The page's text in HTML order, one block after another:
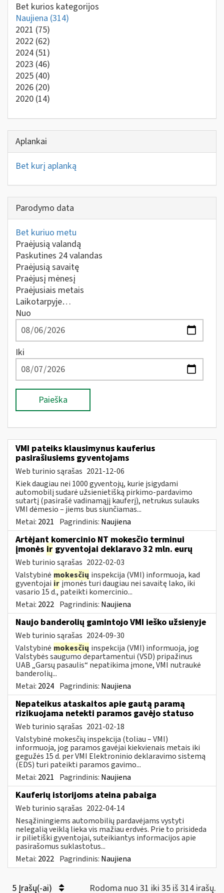
Bet kurios kategorijos
Naujiena (314)
2021 (75)
2022 (62)
2024 (51)
2023 (46)
2025 (40)
2026 (20)
2020 (14)
Aplankai
Bet kurį aplanką
Parodymo data
Bet kuriuo metu
Praėjusią valandą
Paskutines 24 valandas
Praėjusią savaitę
Praėjusį mėnesį
Praėjusiais metais
Laikotarpyje…
Nuo
Iki
Paieška
VMI pateiks klausimynus kauferius
pasirašiusiems gyventojams
Web turinio sąrašas 2021-12-06
Kiek daugiau nei 1000 gyventojų, kurie įsigydami
automobilį sudarė užsienietišką pirkimo-pardavimo
sutartį (pasirašė vadinamąjį kauferį), netrukus sulauks
VMI dėmesio – jiems bus siunčiamas...
Metai: 2021 Pagrindinis: Naujiena
Artėjant komercinio NT mokesčio terminui
įmonės ir gyventojai deklaravo 32 mln. eurų
Web turinio sąrašas 2022-02-03
Valstybinė mokesčių inspekcija (VMI) informuoja, kad
gyventojai irįmonės turi daugiau nei savaitę lako, iki
vasario 15 d., pateikti komercinio...
Metai: 2022 Pagrindinis: Naujiena
Naujo banderolių gamintojo VMI ieško užsienyje
Web turinio sąrašas 2024-09-30
Valstybinė mokesčių inspekcija (VMI) informuoja, jog
Valstybės saugumo departamentui (VSD) pripažinus
UAB „Garsų pasaulis“ nepatikima įmone, VMI nutraukė
banderolių...
Metai: 2024 Pagrindinis: Naujiena
Nepateikus ataskaitos apie gautą paramą
rizikuojama netekti paramos gavėjo statuso
Web turinio sąrašas 2021-02-18
Valstybinė mokesčių inspekcija (toliau – VMI)
informuoja, jog paramos gavėjai kiekvienais metais iki
gegužės 15 d. per VMI Elektroninio deklaravimo sistemą
(EDS) turi pateikti paramos gavimo...
Metai: 2021 Pagrindinis: Naujiena
Kauferių istorijoms ateina pabaiga
Web turinio sąrašas 2022-04-14
Nesąžiningiems automobilių pardavėjams vystyti
nelegalią veiklą lieka vis mažiau erdvės. Prie to prisideda
ir pilietiški gyventojai, suteikiantys informacijos apie
pasirašomus suklastotus...
Metai: 2022 Pagrindinis: Naujiena
5 Įrašų(-ai) Rodoma nuo 31 iki 35 iš 314 irašų.